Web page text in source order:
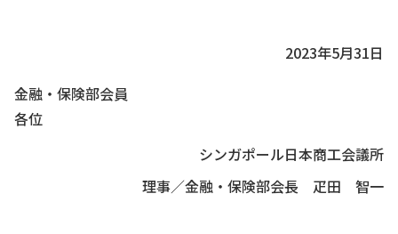
2023年5月31日
金融・保険部会員
各位
シンガポール日本商工会議所
理事／金融・保険部会長 疋田 智一